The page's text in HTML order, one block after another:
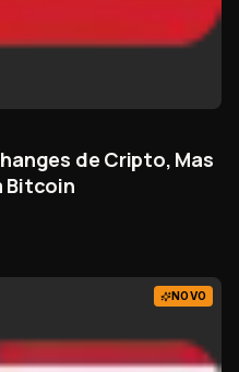
de Cripto, Mas
Bitcoin
NOVO